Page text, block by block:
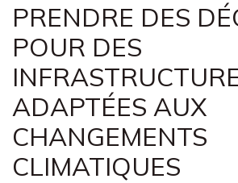
PRENDRE DES
POUR DES
ADAPTÉES AUX
CHANGEMENTS
CLIMATIQUES